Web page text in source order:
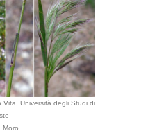
Università degli Studi di
Moro